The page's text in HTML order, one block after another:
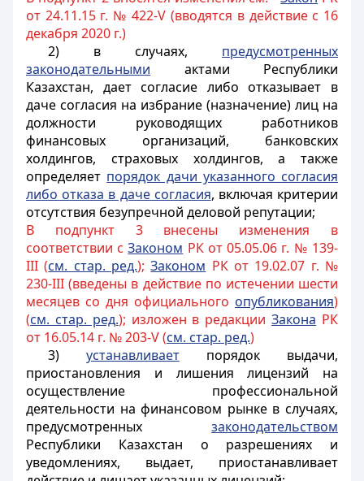
от 24.11.15 г. № 422-V (вводятся в действие с 16
декабря 2020 г.)
2) в случаях, предусмотренных
законодательными актами Республики
Казахстан, дает согласие либо отказывает в
даче согласия на избрание (назначение) лиц на
должности руководящих работников
финансовых организаций, банковских
холдингов, страховых холдингов, а также
определяет порядок дачи указанного согласия
либо отказа в даче согласия, включая критерии
отсутствия безупречной деловой репутации;
В подпункт 3 внесены изменения в
соответствии сЗаконом РК от 05.05.06 г. № 139-
III (см. стар. ред.);Законом РК от 19.02.07 г. №
230-III (введены в действие по истечении шести
месяцев со дня официального опубликования)
(см. стар. ред.); изложен в редакцииЗакона РК
от 16.05.14 г. № 203-V (см. стар. ред.)
3) устанавливаетпорядок выдачи,
приостановления и лишения лицензий на
осуществление профессиональной
деятельности на финансовом рынке в случаях,
предусмотренных законодательством
Республики Казахстан о разрешениях и
уведомлениях, выдает, приостанавливает